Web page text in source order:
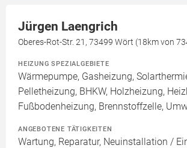
Jürgen Laengrich
Oberes-Rot-Str. 21, 73499 Wört (18km von
HEIZUNG SPEZIALGEBIETE
Wärmepumpe, Gasheizung,
Pelletheizung, BHKW, Holzheizung,
Fußbodenheizung, Brennstoffzelle,
ANGEBOTENE TÄTIGKEITEN
Wartung, Reparatur, Neuinstallation /